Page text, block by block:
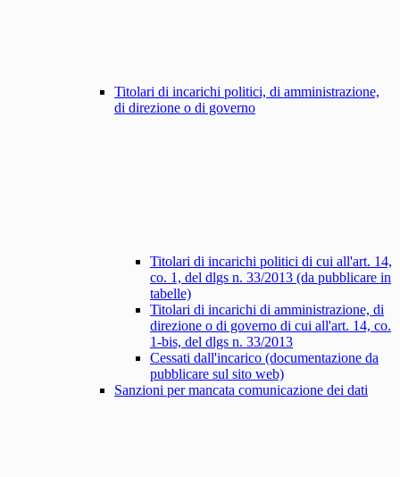
Titolari di incarichi politici, di amministrazione,
di direzione o di governo
Titolari di incarichi politici di cui all'art. 14,
co. 1, del dlgs n. 33/2013 (da pubblicare in
tabelle)
Titolari di incarichi di amministrazione, di
direzione o di governo di cui all'art. 14, co.
1-bis, del dlgs n. 33/2013
Cessati dall'incarico (documentazione da
pubblicare sul sito web)
Sanzioni per mancata comunicazione dei dati